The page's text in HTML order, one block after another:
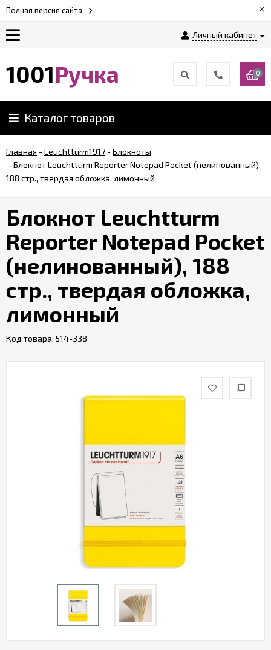
Полная версия сайта ×
Личный кабинет
Возврат
ручек
Контакты
1001Ручка 0
Каталог товаров
Главная -Leuchtturm1917 -Блокноты
-Блокнот Leuchtturm Reporter Notepad Pocket (нелинованный),
188 стр., твердая обложка, лимонный
Блокнот Leuchtturm
Reporter Notepad Pocket
(нелинованный), 188
стр., твердая обложка,
лимонный
Код товара: 514-338